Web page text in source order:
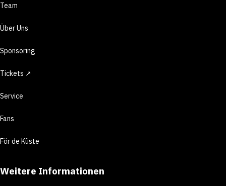
Team
Über Uns
Sponsoring
Tickets ↗
Service
Fans
För de Küste
Weitere Informationen